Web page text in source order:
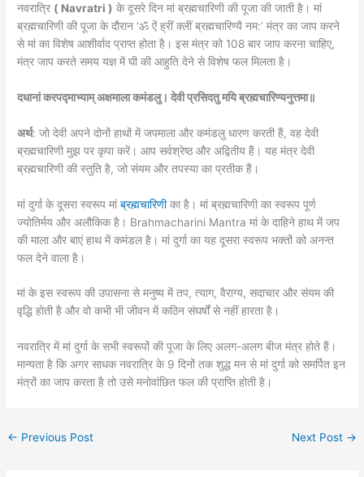
नवरात्रि ( Navratri ) के दूसरे दिन मां ब्रह्मचारिणी की पूजा की जाती है। मां
ब्रह्मचारिणी की पूजा के दौरान ‘ॐ ऐं ह्रीं क्लीं ब्रह्मचारिण्यै नम:’ मंत्र का जाप करने
से मां का विशेष आशीर्वाद प्राप्त होता है। इस मंत्र को 108 बार जाप करना चाहिए,
मंत्र जाप करते समय यज्ञ में घी की आहुति देने से विशेष फल मिलता है।
दधानां करपद्माभ्याम् अक्षमाला कमंडलु। देवी प्रसिदतु मयि ब्रह्मचारिण्यनुत्तमा॥
अर्थ: जो देवी अपने दोनों हाथों में जपमाला और कमंडलु धारण करती हैं, वह देवी
ब्रह्मचारिणी मुझ पर कृपा करें। आप सर्वश्रेष्ठ और अद्वितीय हैं। यह मंत्र देवी
ब्रह्मचारिणी की स्तुति है, जो संयम और तपस्या का प्रतीक हैं।
मां दुर्गा के दूसरा स्वरूप मांब्रह्मचारिणीका है। मां ब्रह्मचारिणी का स्वरूप पूर्ण
ज्योतिर्मय और अलौकिक है। Brahmacharini Mantra मां के दाहिने हाथ में जप
की माला और बाएं हाथ में कमंडल है। मां दुर्गा का यह दूसरा स्वरूप भक्तों को अनन्त
फल देने वाला है।
मां के इस स्वरूप की उपासना से मनुष्य में तप, त्याग, वैराग्य, सदाचार और संयम की
वृद्धि होती है और वो कभी भी जीवन में कठिन संघर्षों से नहीं हारता है।
नवरात्रि में मां दुर्गा के सभी स्वरूपों की पूजा के लिए अलग-अलग बीज मंत्र होते हैं।
मान्यता है कि अगर साधक नवरात्रि के 9 दिनों तक शुद्ध मन से मां दुर्गा को समर्पित इन
मंत्रों का जाप करता है तो उसे मनोवांछित फल की प्राप्ति होती है।
← Previous Post Next Post →